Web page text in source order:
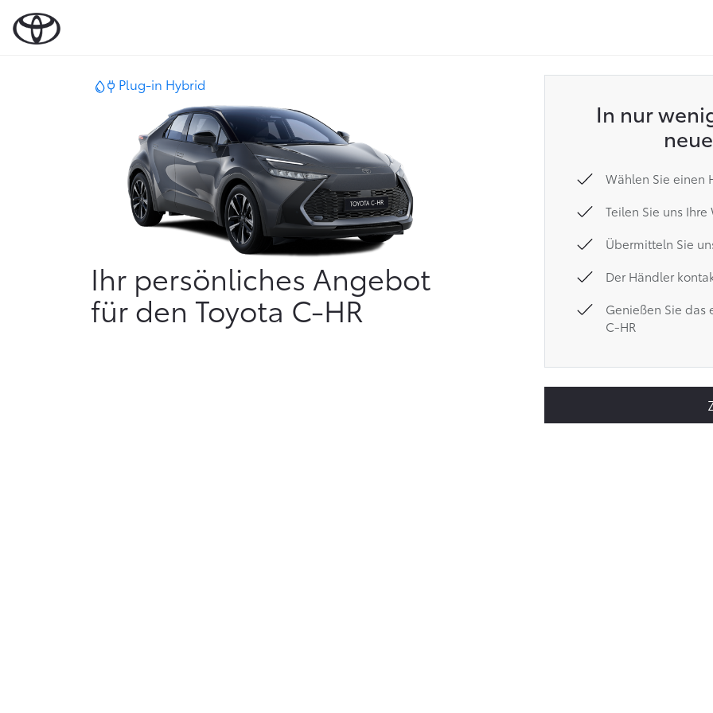
Plug-in Hybrid
Ihr persönliches Angebot
für den Toyota C-HR
In nur
Wählen Sie einen
Teilen Sie uns
Übermitteln Sie
Der Händler
Genießen Sie das
C-HR
Startseite | Ihr persönliches Angebot | Toyota DE